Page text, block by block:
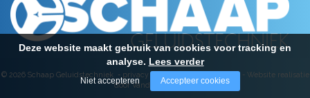
© 2026 Schaap Geluidstechniek - privacy - algemene voorwaarden- Website realisatie
door Vanderperk Groep
Deze website maakt gebruik van cookies voor tracking en
analyse. Lees verder
Niet accepteren Accepteer cookies